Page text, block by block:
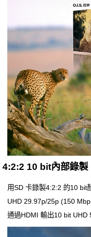
4:2:2 10 bit內部錄製
用SD 卡錄製4:2:2 的10 bit
UHD 29.97p/25p (150
通過HDMI 輸出10 bit UHD